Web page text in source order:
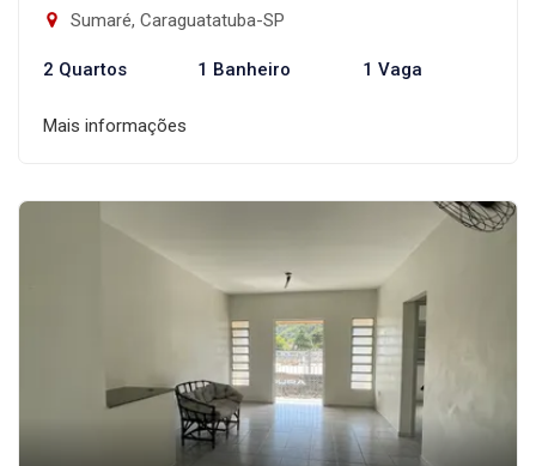
Sumaré, Caraguatatuba-SP
2 Quartos 1 Banheiro 1 Vaga
Mais informações